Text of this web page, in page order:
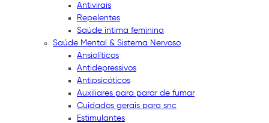
Antivirais
Repelentes
Saúde íntima feminina
Saúde Mental & Sistema Nervoso
Ansiolíticos
Antidepressivos
Antipsicóticos
Auxiliares para parar de fumar
Cuidados gerais para snc
Estimulantes